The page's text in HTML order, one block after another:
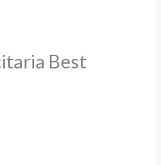
Best